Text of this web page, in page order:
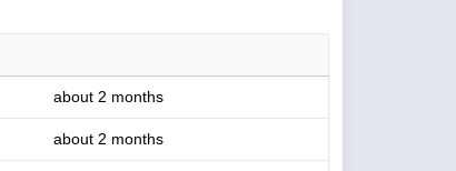
about 2 months
about 2 months